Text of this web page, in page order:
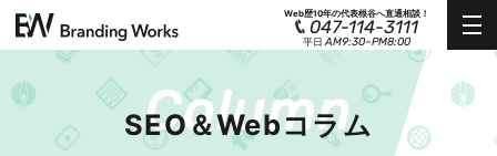
Web歴10年の代表根谷へ直通相談！
047-114-3111
平日AM9:30~PM8:00
SEO＆Webコラム